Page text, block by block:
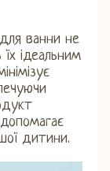
ванни не
ідеальним
дитини.